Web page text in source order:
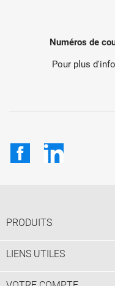
Numéros de
Pour plus
Facebook
PRODUITS
LIENS UTILES